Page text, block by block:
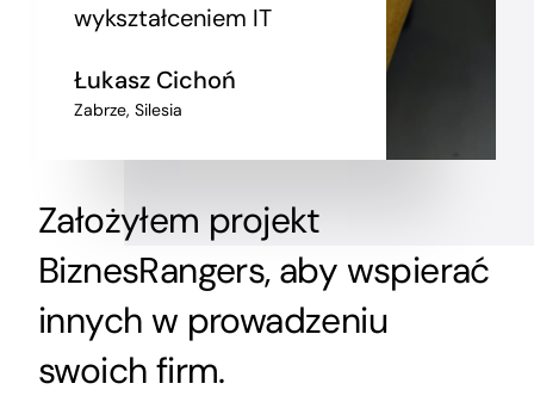
LinkedIn
wykształceniem IT
Łukasz Cichoń
Zabrze, Silesia
Założyłem projekt
BiznesRangers, aby wspierać
innych w prowadzeniu
swoich firm.